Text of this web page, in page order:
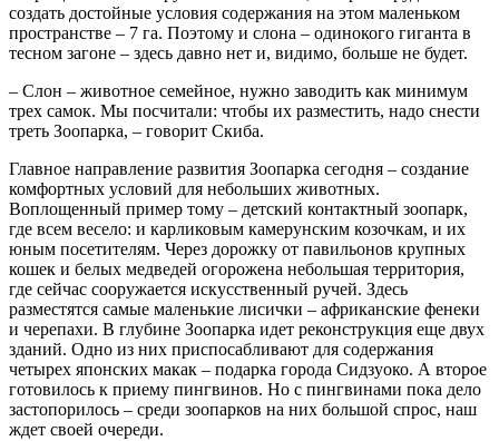
создать достойные условия содержания на этом маленьком
пространстве – 7 га. Поэтому и слона – одинокого гиганта в
тесном загоне – здесь давно нет и, видимо, больше не будет.
– Слон – животное семейное, нужно заводить как минимум
трех самок. Мы посчитали: чтобы их разместить, надо снести
треть Зоопарка, – говорит Скиба.
Главное направление развития Зоопарка сегодня – создание
комфортных условий для небольших животных.
Воплощенный пример тому – детский контактный зоопарк,
где всем весело: и карликовым камерунским козочкам, и их
юным посетителям. Через дорожку от павильонов крупных
кошек и белых медведей огорожена небольшая территория,
где сейчас сооружается искусственный ручей. Здесь
разместятся самые маленькие лисички – африканские фенеки
и черепахи. В глубине Зоопарка идет реконструкция еще двух
зданий. Одно из них приспосабливают для содержания
четырех японских макак – подарка города Сидзуоко. А второе
готовилось к приему пингвинов. Но с пингвинами пока дело
застопорилось – среди зоопарков на них большой спрос, наш
ждет своей очереди.